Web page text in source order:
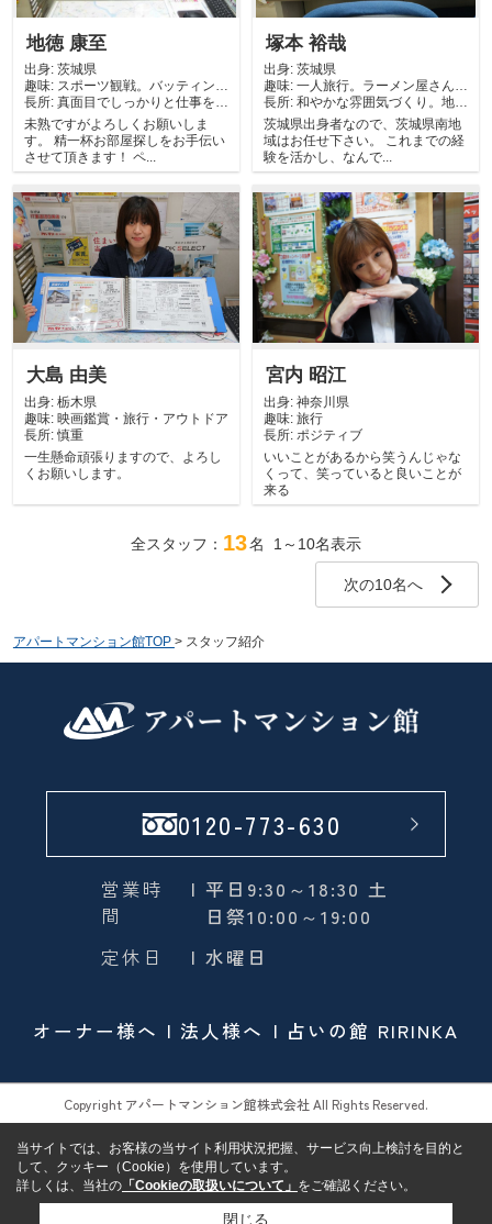
地徳 康至
出身: 茨城県
趣味: スポーツ観戦。バッティング
センター。映画...
長所: 真面目でしっかりと仕事をこ
なす。コツコツ...
未熟ですがよろしくお願いしま
す。 精一杯お部屋探しをお手伝い
させて頂きます！ ペ...
塚本 裕哉
出身: 茨城県
趣味: 一人旅行。ラーメン屋さんめ
ぐり。温泉めぐ...
長所: 和やかな雰囲気づくり。地味
作業を続ける事...
茨城県出身者なので、茨城県南地
域はお任せ下さい。 これまでの経
験を活かし、なんで...
大島 由美
出身: 栃木県
趣味: 映画鑑賞・旅行・アウトドア
長所: 慎重
一生懸命頑張りますので、よろし
くお願いします。
宮内 昭江
出身: 神奈川県
趣味: 旅行
長所: ポジティブ
いいことがあるから笑うんじゃな
くって、笑っていると良いことが
来る
全スタッフ： 13名 1～10名表示
次の10名へ
アパートマンション館TOP > スタッフ紹介
0120-773-630
営業時
間
| 平日9:30～18:30 土
日祭10:00～19:00
定休日
| 水曜日
オーナー様へ 法人様へ 占いの館 RIRINKA
Copyright アパートマンション館株式会社 All Rights Reserved.
当サイトでは、お客様の当サイト利用状況把握、サービス向上検討を目的と
して、クッキー（Cookie）を使用しています。
詳しくは、当社の 「Cookieの取扱いについて」 をご確認ください。
閉じる